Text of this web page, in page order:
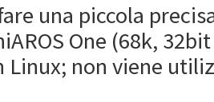
una piccola
One (68k,
Linux; non viene